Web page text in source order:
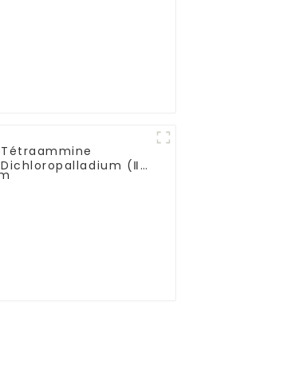
Tétraammine
Dichloropalladium (Ⅱ)
| Cl2H14N4OPd |